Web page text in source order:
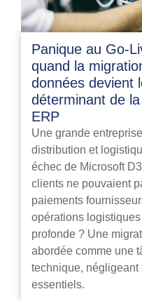
Panique au Go-
quand la
données devient
déterminant de
ERP
Une grande
distribution et
échec de Microsoft
clients ne pouvaient
paiements
opérations
profonde ? Une
abordée comme une
technique,
essentiels.